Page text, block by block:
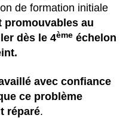
de formation initiale
promouvables au
dès le 4ème échelon
avec confiance
ce problème
réparé.